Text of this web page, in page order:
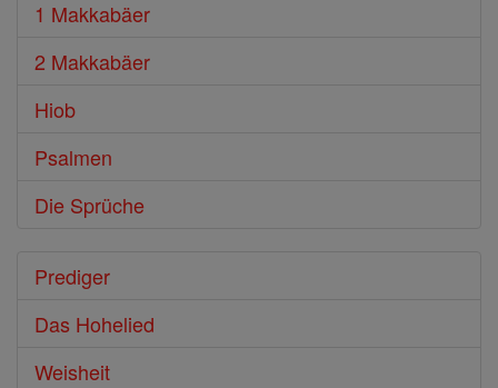
1 Makkabäer
2 Makkabäer
Hiob
Psalmen
Die Sprüche
Prediger
Das Hohelied
Weisheit